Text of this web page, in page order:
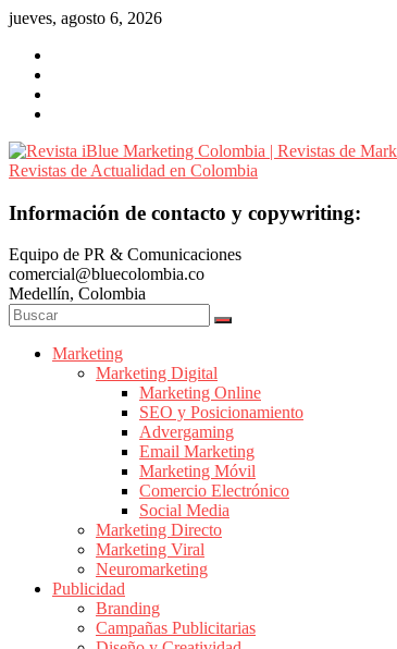
Saltar
contenido
jueves, agosto 6, 2026
Revista
Marketing
Colombia
|
Revistas
Marketing
Publicidad
Colombia
Magazine
Información de contacto y copywriting:
Equipo de PR & Comunicaciones
comercial@bluecolombia.co
Medellín, Colombia
Marketing
Marketing Digital
Marketing Online
SEO y Posicionamiento
Advergaming
Email Marketing
Marketing Móvil
Comercio Electrónico
Social Media
Marketing Directo
Marketing Viral
Neuromarketing
Publicidad
Branding
Campañas Publicitarias